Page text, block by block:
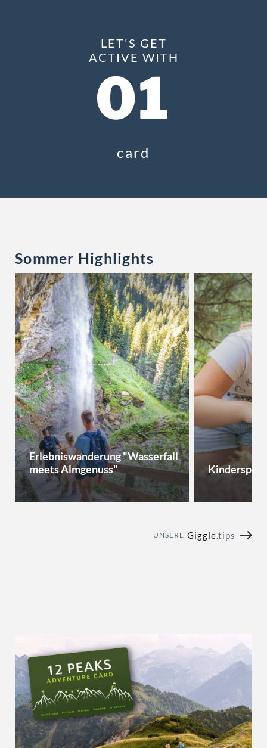
LET'S GET
ACTIVE WITH
01
card
Sommer Highlights
Erlebniswanderung "Wasserfall
meets Almgenuss"
UNSERE Giggle.tips